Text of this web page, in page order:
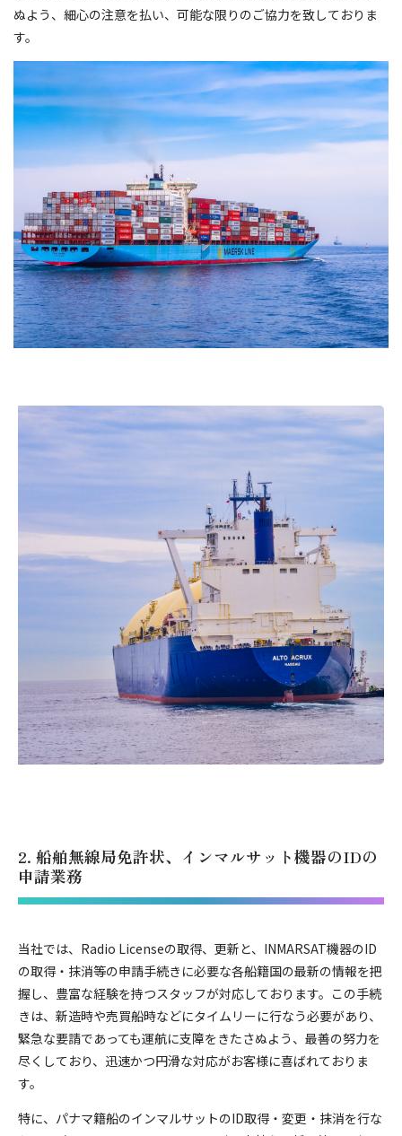
ぬよう、細心の注意を払い、可能な限りのご協力を致しておりま
す。
2. 船舶無線局免許状、インマルサット機器のIDの
申請業務
当社では、Radio Licenseの取得、更新と、INMARSAT機器のID
の取得・抹消等の申請手続きに必要な各船籍国の最新の情報を把
握し、豊富な経験を持つスタッフが対応しております。この手続
きは、新造時や売買船時などにタイムリーに行なう必要があり、
緊急な要請であっても運航に支障をきたさぬよう、最善の努力を
尽くしており、迅速かつ円滑な対応がお客様に喜ばれておりま
す。
特に、パナマ籍船のインマルサットのID取得・変更・抹消を行な